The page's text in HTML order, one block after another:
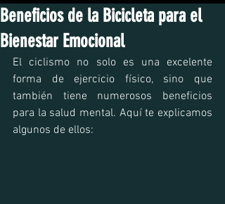
Beneficios de la Bicicleta para el
Bienestar Emocional
El ciclismo no solo es una excelente
forma de ejercicio físico, sino que
también tiene numerosos beneficios
para la salud mental. Aquí te explicamos
algunos de ellos: